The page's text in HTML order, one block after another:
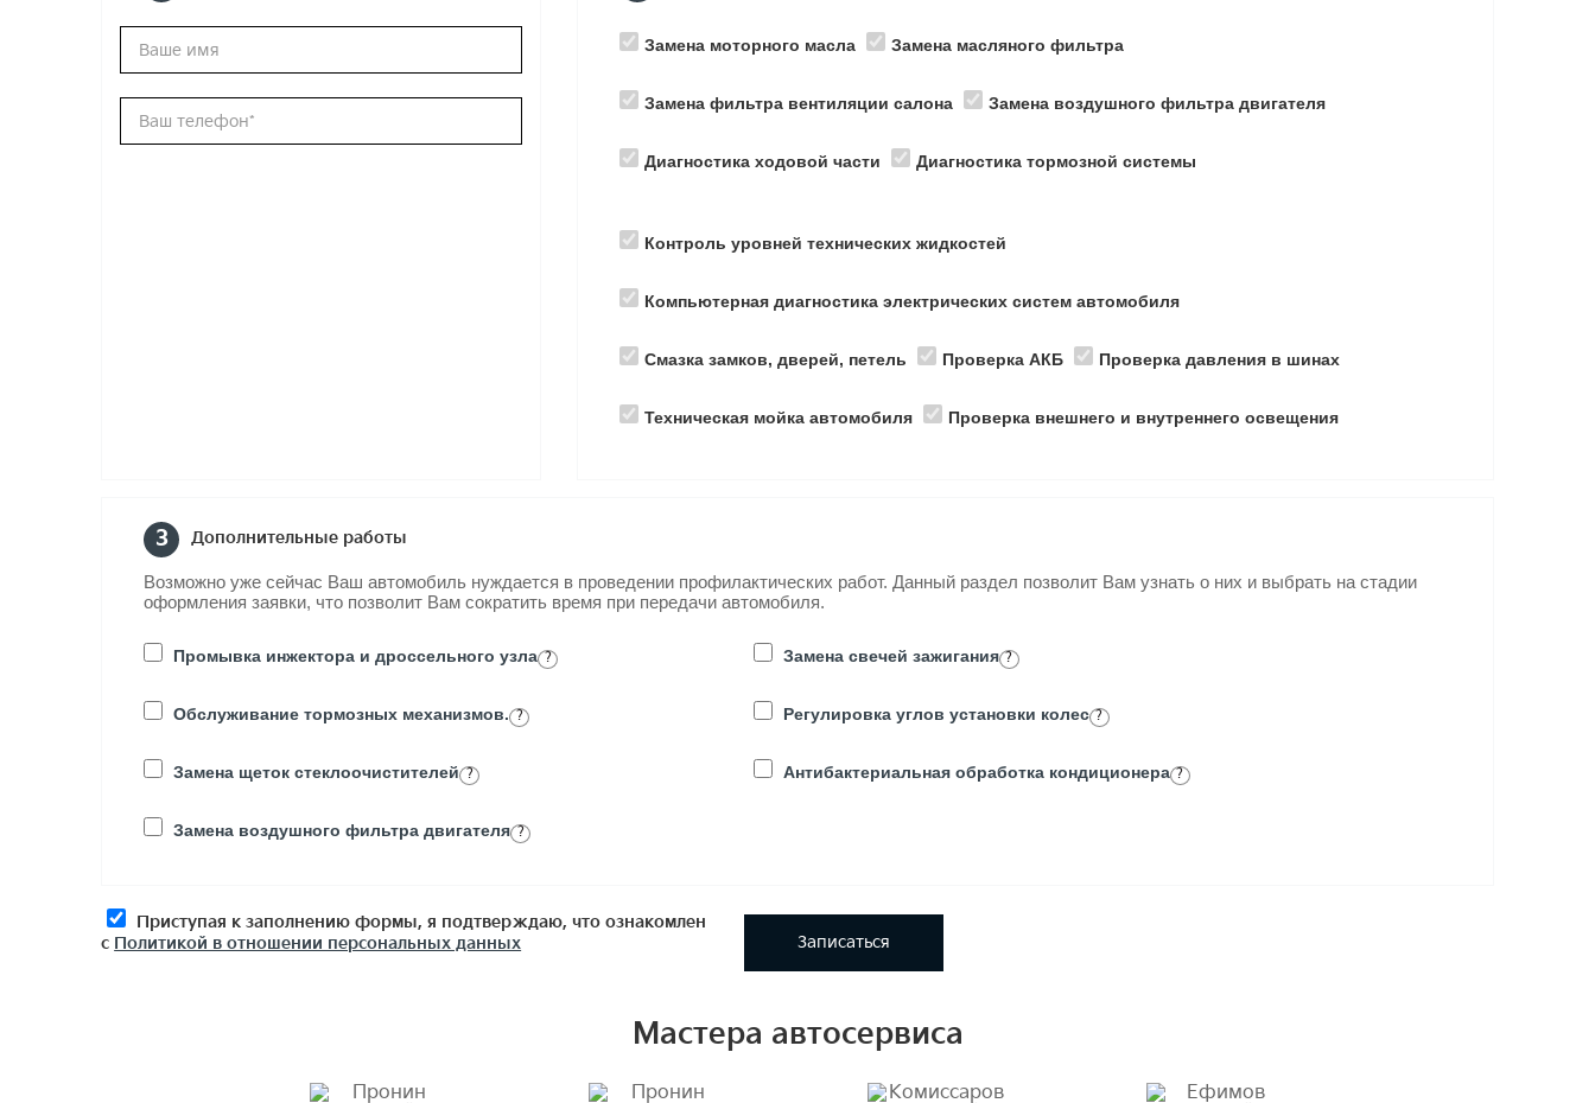
Замена моторного масла Замена масляного фильтра
Замена фильтра вентиляции салона Замена воздушного фильтра двигателя
Диагностика ходовой части Диагностика тормозной системы
Контроль уровней технических жидкостей
Компьютерная диагностика электрических систем автомобиля
Смазка замков, дверей, петель Проверка АКБ Проверка давления в шинах
Техническая мойка автомобиля Проверка внешнего и внутреннего освещения
3 Дополнительные работы
Возможно уже сейчас Ваш автомобиль нуждается в проведении профилактических работ. Данный раздел позволит Вам узнать о них и выбрать на стадии
оформления заявки, что позволит Вам сократить время при передачи автомобиля.
Промывка инжектора и дроссельного узла ?
Обслуживание тормозных механизмов. ?
Замена щеток стеклоочистителей ?
Замена воздушного фильтра двигателя ?
Замена свечей зажигания ?
Регулировка углов установки колес ?
Антибактериальная обработка кондиционера ?
Приступая к заполнению формы, я подтверждаю, что ознакомлен
с Политикой в отношении персональных данных Записаться
Мастера автосервиса